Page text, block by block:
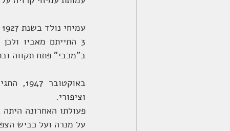
ב"מכבי" פתח תקווה
וציפורי.
על מנרה ועל כביש